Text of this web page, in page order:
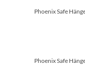
Phoenix Safe
Phoenix Safe